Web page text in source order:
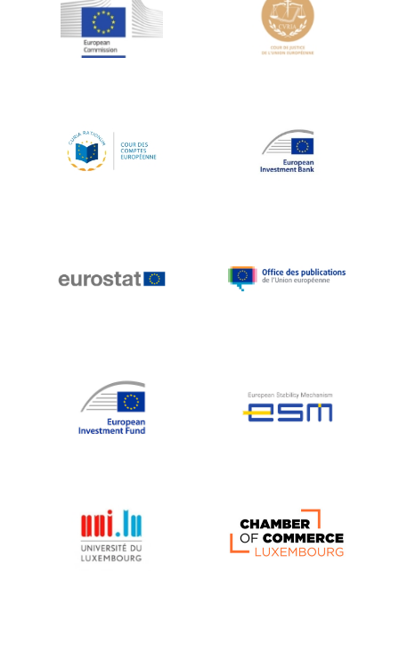
Jean-Louis Schiltz
Jean-Victor Louis
Johnny Åkerholm
Katharien L.C. Hunt
Klaus-Heiner Lehne
Koen LENAERTS
Lars Heikensten
Lucas Papademos
Máire Geoghegan-Quinn